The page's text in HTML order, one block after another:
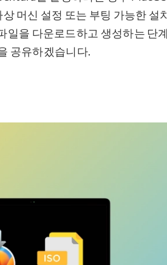
머신 설정 또는 부팅 가능한 설
일을 다운로드하고 생성하는 단
공유하겠습니다.